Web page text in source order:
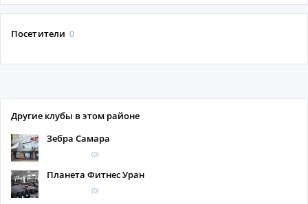
Посетители 0
Другие клубы в этом районе
Зебра Самара
(0)
Планета Фитнес Уран
(0)